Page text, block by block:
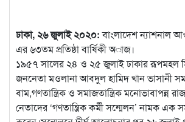
ঢাকা, ২৬ জুলাই ২০২০:বাংলাদেশ ন্যাশনাল
এর ৬৩তম প্রতিষ্ঠা বার্ষিকী অাজ।
১৯৫৭ সালের ২৪ ও ২৫ জুলাই ঢাকাররূপমহল
জননেতা মওলানা আবদুল হামিদ খান ভাসানী
বাম,গণতান্ত্রিক ও সমাজতান্ত্রিক মনোভাবাপন্ন
নেতাদের ‘গণতান্ত্রিক কর্মী সন্মেলন’ নামক